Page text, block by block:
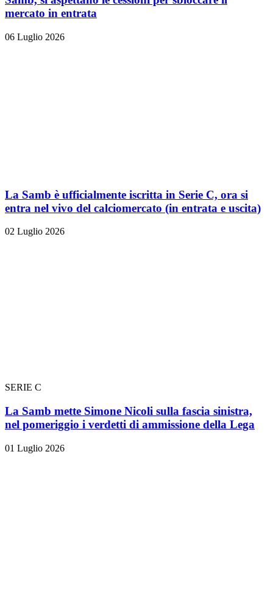
mercato in entrata
06 Luglio 2026
La Samb è ufficialmente iscritta in Serie C, ora si
entra nel vivo del calciomercato (in entrata e uscita)
02 Luglio 2026
SERIE C
La Samb mette Simone Nicoli sulla fascia sinistra,
nel pomeriggio i verdetti di ammissione della Lega
01 Luglio 2026